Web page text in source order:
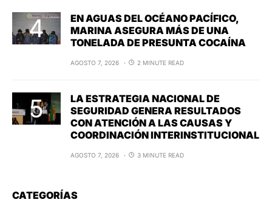
EN AGUAS DEL OCÉANO PACÍFICO,
MARINA ASEGURA MÁS DE UNA
TONELADA DE PRESUNTA COCAÍNA
AGOSTO 7, 2026 2 MINUTE READ
LA ESTRATEGIA NACIONAL DE
SEGURIDAD GENERA RESULTADOS
CON ATENCIÓN A LAS CAUSAS Y
COORDINACIÓN INTERINSTITUCIONAL
AGOSTO 7, 2026 3 MINUTE READ
CATEGORÍAS